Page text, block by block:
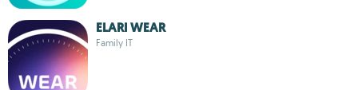
ELARI WEAR
Family IT